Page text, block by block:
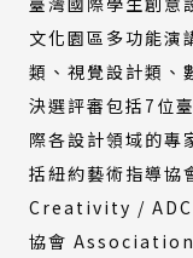
文化園區多功能演
類、視覺設計類、
決選評審包括7位
際各設計領域的專
括紐約藝術指導
Creativity /
協會